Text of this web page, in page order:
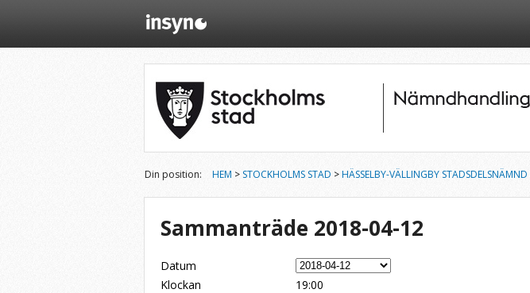
Din position: HEM > STOCKHOLMS STAD >HÄSSELBY-VÄLLINGBY STADSDELSNÄMND
Sammanträde 2018-04-12
Datum
Klockan
19:00